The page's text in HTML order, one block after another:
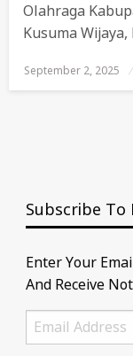
Olahraga
Kusuma
Posted
On
September 2, 2025
Subscribe To
Enter Your
And Receive
Email
Address